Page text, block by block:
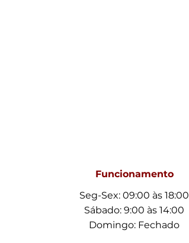
Funcionamento
Seg-Sex: 09:00 às 18:00
Sábado: 9:00 às 14:00
Domingo: Fechado